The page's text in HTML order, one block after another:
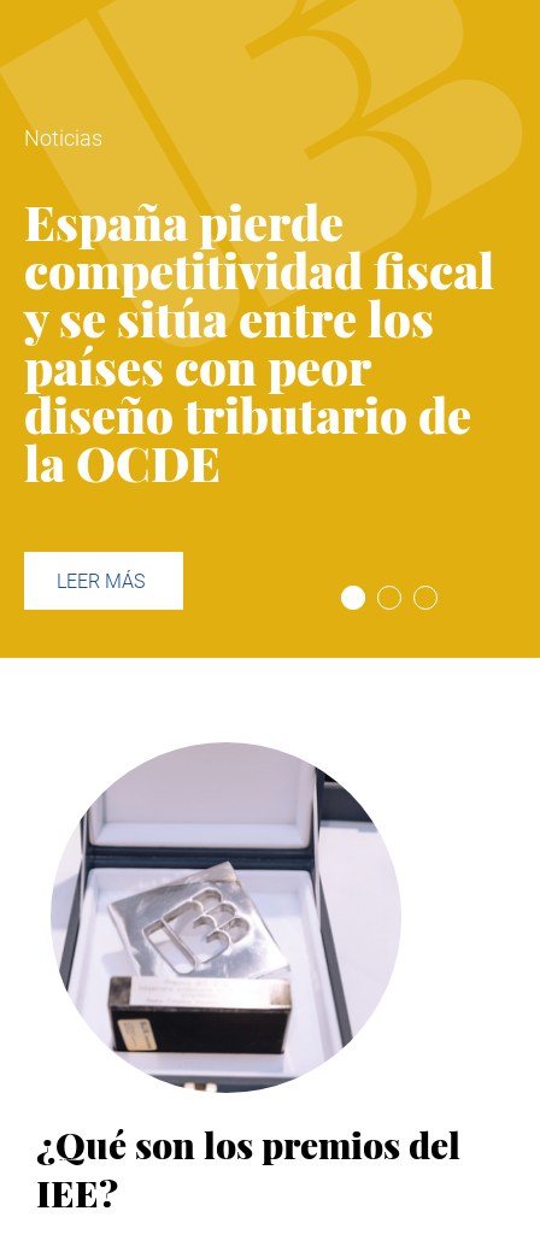
Noticias
España pierde
competitividad fiscal
y se sitúa entre los
países con peor
diseño tributario de
la OCDE
LEER MÁS
¿Qué son los premios del
IEE?